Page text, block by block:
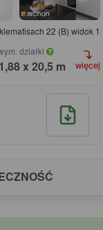
22 (B) widok 1
działki
x 20,5 m więcej